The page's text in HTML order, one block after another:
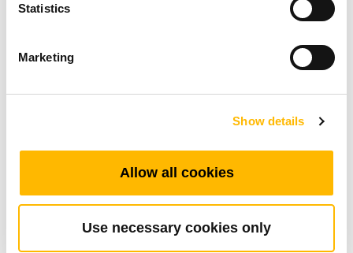
Statistics
Marketing
Show details
Allow all cookies
Use necessary cookies only
Alle geistigen Eigentumsrechte und sonstigen
Rechte an den Inhalten dieser Website, wie
Texte, Fotos, Zeichnungen, Audio- oder
Videodateien, Präsentationen, Diagramme,
Software, Marken und Handelsnamen, liegen
bei TiMOTION.